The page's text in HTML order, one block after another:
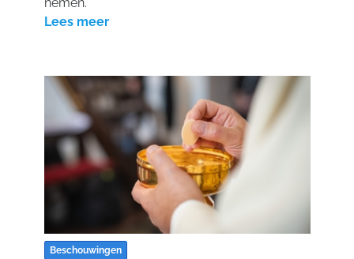
Lees meer
Beschouwingen